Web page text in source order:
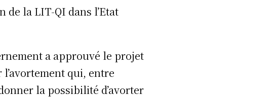
de la LIT-QI dans l’Etat
a approuvé le projet
qui, entre
la possibilité d’avorter